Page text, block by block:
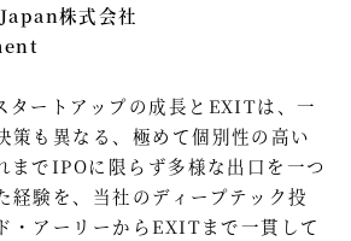
株式会社
タートアップの成長とEXITは、一
策も異なる、極めて個別性の高い
までIPOに限らず多様な出口を一つ
経験を、当社のディープテック投
・アーリーからEXITまで一貫して